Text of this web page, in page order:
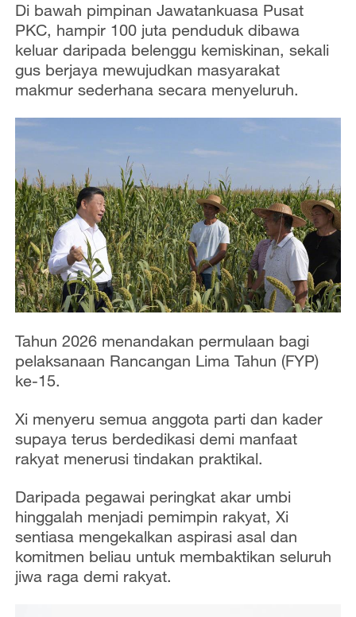
Di bawah pimpinan Jawatankuasa Pusat
PKC, hampir 100 juta penduduk dibawa
keluar daripada belenggu kemiskinan, sekali
gus berjaya mewujudkan masyarakat
makmur sederhana secara menyeluruh.
Tahun 2026 menandakan permulaan bagi
pelaksanaan Rancangan Lima Tahun (FYP)
ke-15.
Xi menyeru semua anggota parti dan kader
supaya terus berdedikasi demi manfaat
rakyat menerusi tindakan praktikal.
Daripada pegawai peringkat akar umbi
hinggalah menjadi pemimpin rakyat, Xi
sentiasa mengekalkan aspirasi asal dan
komitmen beliau untuk membaktikan seluruh
jiwa raga demi rakyat.